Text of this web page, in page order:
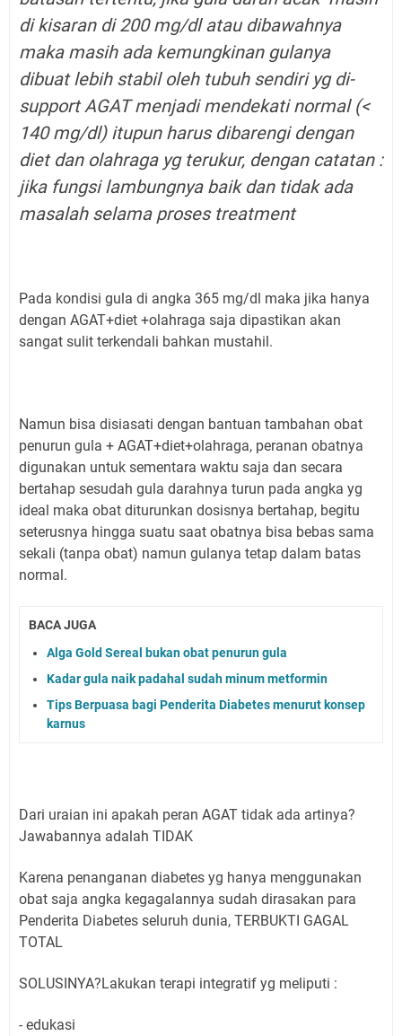
di kisaran di 200 mg/dl atau dibawahnya
maka masih ada kemungkinan gulanya
dibuat lebih stabil oleh tubuh sendiri yg di-
support AGAT menjadi mendekati normal (<
140 mg/dl) itupun harus dibarengi dengan
diet dan olahraga yg terukur, dengan catatan :
jika fungsi lambungnya baik dan tidak ada
masalah selama proses treatment
Pada kondisi gula di angka 365 mg/dl maka jika hanya
dengan AGAT+diet +olahraga saja dipastikan akan
sangat sulit terkendali bahkan mustahil.
Namun bisa disiasati dengan bantuan tambahan obat
penurun gula + AGAT+diet+olahraga, peranan obatnya
digunakan untuk sementara waktu saja dan secara
bertahap sesudah gula darahnya turun pada angka yg
ideal maka obat diturunkan dosisnya bertahap, begitu
seterusnya hingga suatu saat obatnya bisa bebas sama
sekali (tanpa obat) namun gulanya tetap dalam batas
normal.
BACA JUGA
Alga Gold Sereal bukan obat penurun gula
Kadar gula naik padahal sudah minum metformin
Tips Berpuasa bagi Penderita Diabetes menurut konsep
karnus
Dari uraian ini apakah peran AGAT tidak ada artinya?
Jawabannya adalah TIDAK
Karena penanganan diabetes yg hanya menggunakan
obat saja angka kegagalannya sudah dirasakan para
Penderita Diabetes seluruh dunia, TERBUKTI GAGAL
TOTAL
SOLUSINYA?Lakukan terapi integratif yg meliputi :
- edukasi